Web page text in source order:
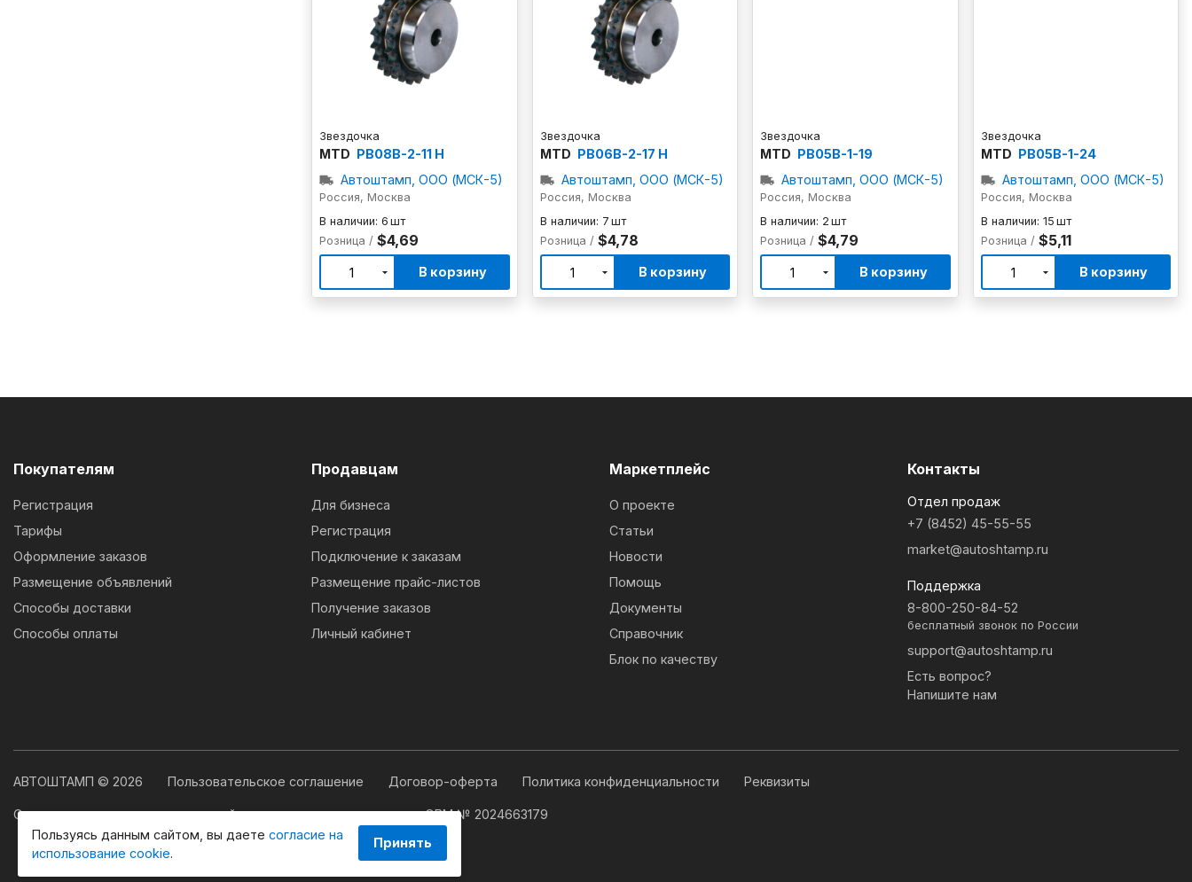
Звездочка
MTD PB08B-2-11 H
Автоштамп, ООО (МСК-5)
Россия, Москва
В наличии: 6 шт
Розница / $4,69
1 В корзину
Звездочка
MTD PB06B-2-17 H
Автоштамп, ООО (МСК-5)
Россия, Москва
В наличии: 7 шт
Розница / $4,78
1 В корзину
Звездочка
MTD PB05B-1-19
Автоштамп, ООО (МСК-5)
Россия, Москва
В наличии: 2 шт
Розница / $4,79
1 В корзину
Звездочка
MTD PB05B-1-24
Автоштамп, ООО (МСК-5)
Россия, Москва
В наличии: 15 шт
Розница / $5,11
1 В корзину
Пользуясь данным сайтом, вы даете согласие на
использование cookie.
Принять
Покупателям
Регистрация
Тарифы
Оформление заказов
Размещение объявлений
Способы доставки
Способы оплаты
Продавцам
Для бизнеса
Регистрация
Подключение к заказам
Размещение прайс-листов
Получение заказов
Личный кабинет
Маркетплейс
О проекте
Статьи
Новости
Помощь
Документы
Справочник
Блок по качеству
Контакты
Отдел продаж
+7 (8452) 45-55-55
market@autoshtamp.ru
Поддержка
8-800-250-84-52
бесплатный звонок по России
support@autoshtamp.ru
Есть вопрос?
Напишите нам
АВТОШТАМП © 2026 Пользовательское соглашение Договор-оферта Политика конфиденциальности Реквизиты
Свидетельство о государственной регистрации программы для ЭВМ № 2024663179